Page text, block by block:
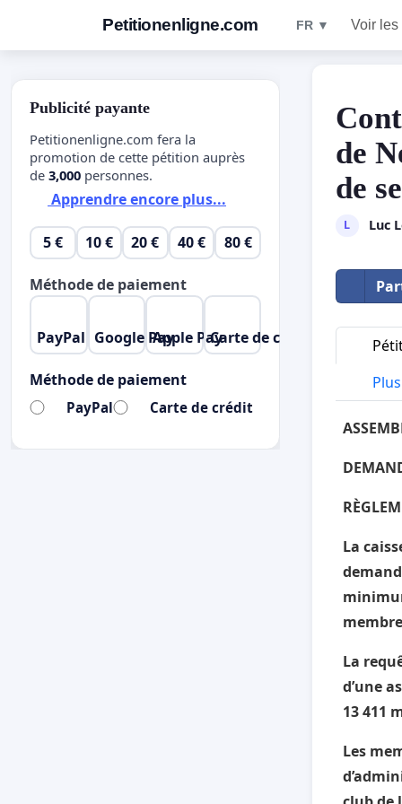
Petitionenligne.com FR ▼ Voir les
de
de
L Luc
La
La
d’une
13 411
Les
Publicité payante
Petitionenligne.com fera la
promotion de cette pétition auprès
de 3,000 personnes.
Apprendre encore plus...
5 € 10 € 20 € 40 € 80 €
Méthode de paiement
PayPal Google PayApple PayCarte de crédit
Méthode de paiement
PayPal Carte de crédit